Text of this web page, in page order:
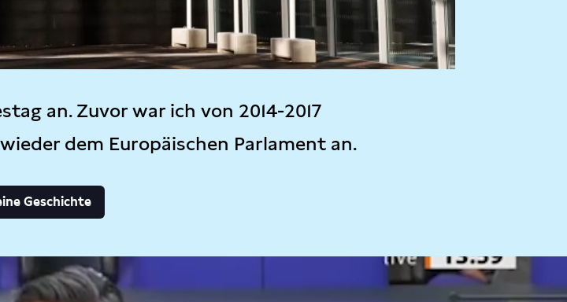
an. Zuvor war ich von 2014-2017
dem Europäischen Parlament an.
Geschichte